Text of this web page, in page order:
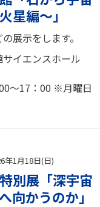
星編～」
展示をします。
イエンスホール
〜17：00 ※月曜日
年1月18日(日)
別展「深宇宙
向かうのか」